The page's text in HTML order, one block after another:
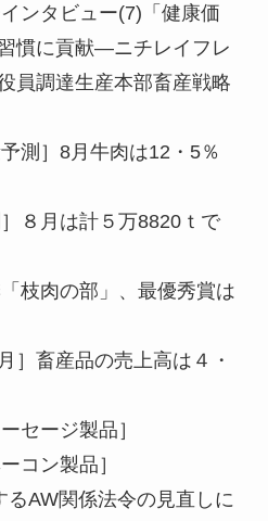
ンタビュー(7)「健康価
慣に貢献—ニチレイフレ
員調達生産本部畜産戦略
測］8月牛肉は12・5％
８月は計５万8820ｔで
枝肉の部」、最優秀賞は
］畜産品の売上高は４・
セージ製品］
コン製品］
AW関係法令の見直しに